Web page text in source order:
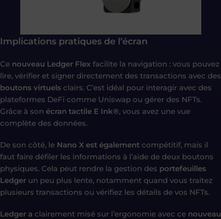
Implications pratiques de l’écran
Ce nouveau Ledger Flex facilite la navigation : vous pouvez
lire, vérifier et signer directement des transactions avec des
boutons virtuels clairs. C’est idéal pour interagir avec des
plateformes DeFi comme Uniswap ou gérer des NFTs.
Grâce à son écran tactile E Ink®, vous avez une vue
complète des données.
De son côté, le Nano X est également compétitif, mais il
faut faire défiler les informations à l’aide de deux boutons
physiques. Cela peut rendre la gestion des portefeuilles
Ledger un peu plus lente, notamment quand vous traitez
plusieurs transactions ou vérifiez les détails de vos NFTs.
Ledger a clairement misé sur l’ergonomie avec ce nouveau